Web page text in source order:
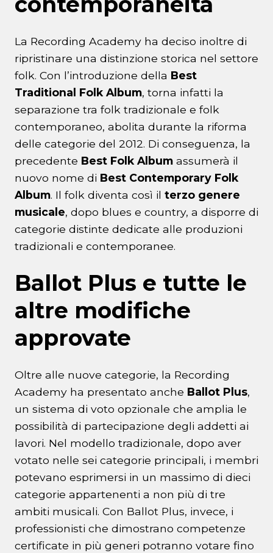
La Recording Academy ha deciso inoltre di
ripristinare una distinzione storica nel settore
folk. Con l’introduzione della Best
Traditional Folk Album, torna infatti la
separazione tra folk tradizionale e folk
contemporaneo, abolita durante la riforma
delle categorie del 2012. Di conseguenza, la
precedente Best Folk Album assumerà il
nuovo nome di Best Contemporary Folk
Album. Il folk diventa così il terzo genere
musicale, dopo blues e country, a disporre di
categorie distinte dedicate alle produzioni
tradizionali e contemporanee.
Ballot Plus e tutte le
altre modifiche
approvate
Oltre alle nuove categorie, la Recording
Academy ha presentato anche Ballot Plus,
un sistema di voto opzionale che amplia le
possibilità di partecipazione degli addetti ai
lavori. Nel modello tradizionale, dopo aver
votato nelle sei categorie principali, i membri
potevano esprimersi in un massimo di dieci
categorie appartenenti a non più di tre
ambiti musicali. Con Ballot Plus, invece, i
professionisti che dimostrano competenze
certificate in più generi potranno votare fino